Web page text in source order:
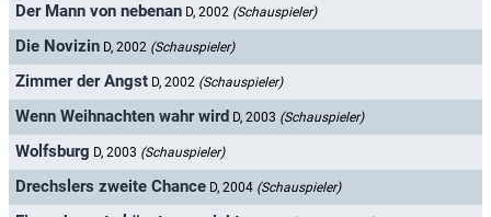
Der Mann von nebenan D, 2002 (Schauspieler)
Die Novizin D, 2002 (Schauspieler)
Zimmer der Angst D, 2002 (Schauspieler)
Wenn Weihnachten wahr wird D, 2003 (Schauspieler)
Wolfsburg D, 2003 (Schauspieler)
Drechslers zweite Chance D, 2004 (Schauspieler)